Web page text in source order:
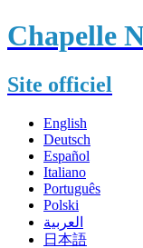
Chapelle
Site officiel
English
Deutsch
Español
Italiano
Português
Polski
العربية
日本語